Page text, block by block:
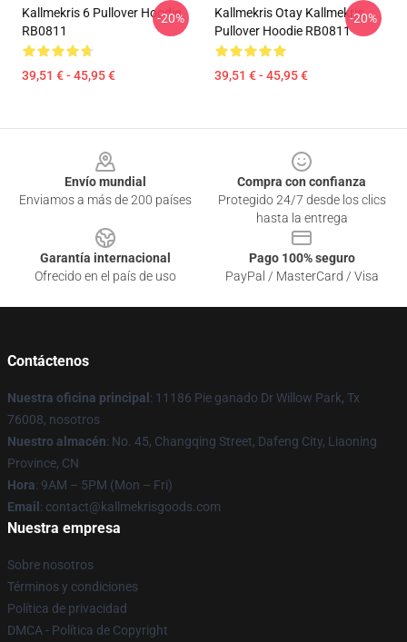
Kallmekris 6 Pullover Hoodie
RB0811
39,51 € - 45,95 €
-20%
Kallmekris Otay Kallmekris
Pullover Hoodie RB0811
39,51 € - 45,95 €
-20%
Envío mundial
Enviamos a más de 200 países
Compra con confianza
Protegido 24/7 desde los clics
hasta la entrega
Garantía internacional
Ofrecido en el país de uso
Pago 100% seguro
PayPal / MasterCard / Visa
Contáctenos
Nuestra oficina principal : 11186 Pie ganado Dr Willow Park, Tx
76008, nosotros
Nuestro almacén: No. 45, Changqing Street, Dafeng City, Liaoning
Province, CN
Hora: 9AM – 5PM (Mon – Fri)
Email : contact@kallmekrisgoods.com
Nuestra empresa
Sobre nosotros
Términos y condiciones
Política de privacidad
DMCA - Política de Copyright